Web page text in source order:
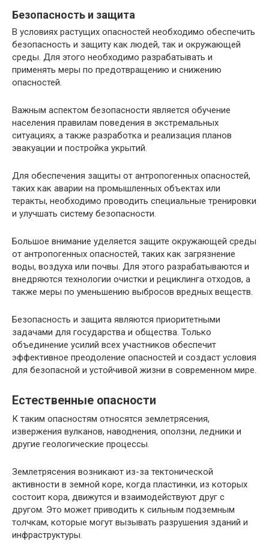
Безопасность и защита
В условиях растущих опасностей необходимо обеспечить
безопасность и защиту как людей, так и окружающей
среды. Для этого необходимо разрабатывать и
применять меры по предотвращению и снижению
опасностей.
Важным аспектом безопасности является обучение
населения правилам поведения в экстремальных
ситуациях, а также разработка и реализация планов
эвакуации и постройка укрытий.
Для обеспечения защиты от антропогенных опасностей,
таких как аварии на промышленных объектах или
теракты, необходимо проводить специальные тренировки
и улучшать систему безопасности.
Большое внимание уделяется защите окружающей среды
от антропогенных опасностей, таких как загрязнение
воды, воздуха или почвы. Для этого разрабатываются и
внедряются технологии очистки и рециклинга отходов, а
также меры по уменьшению выбросов вредных веществ.
Безопасность и защита являются приоритетными
задачами для государства и общества. Только
объединение усилий всех участников обеспечит
эффективное преодоление опасностей и создаст условия
для безопасной и устойчивой жизни в современном мире.
Естественные опасности
К таким опасностям относятся землетрясения,
извержения вулканов, наводнения, оползни, ледники и
другие геологические процессы.
Землетрясения возникают из-за тектонической
активности в земной коре, когда пластинки, из которых
состоит кора, движутся и взаимодействуют друг с
другом. Это может приводить к сильным подземным
толчкам, которые могут вызывать разрушения зданий и
инфраструктуры.